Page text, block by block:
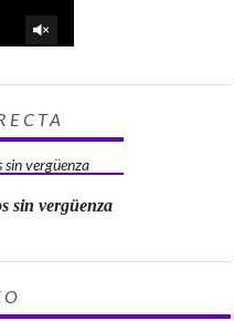
sin vergüenza